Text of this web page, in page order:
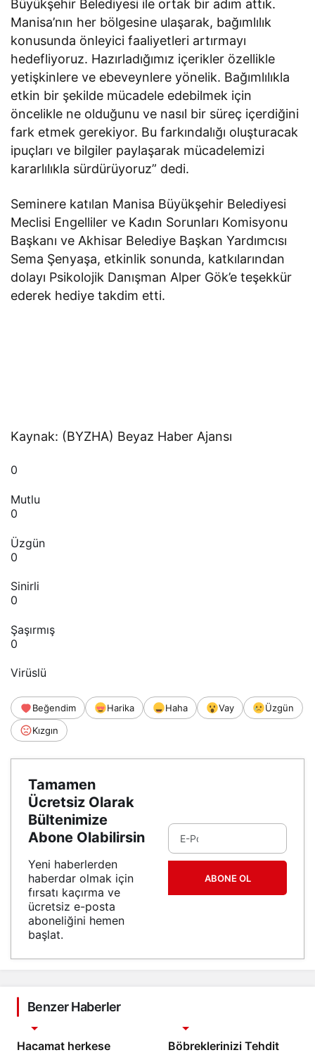
Büyükşehir Belediyesi ile ortak bir adım attık.
Manisa’nın her bölgesine ulaşarak, bağımlılık
konusunda önleyici faaliyetleri artırmayı
hedefliyoruz. Hazırladığımız içerikler özellikle
yetişkinlere ve ebeveynlere yönelik. Bağımlılıkla
etkin bir şekilde mücadele edebilmek için
öncelikle ne olduğunu ve nasıl bir süreç içerdiğini
fark etmek gerekiyor. Bu farkındalığı oluşturacak
ipuçları ve bilgiler paylaşarak mücadelemizi
kararlılıkla sürdürüyoruz” dedi.
Seminere katılan Manisa Büyükşehir Belediyesi
Meclisi Engelliler ve Kadın Sorunları Komisyonu
Başkanı ve Akhisar Belediye Başkan Yardımcısı
Sema Şenyaşa, etkinlik sonunda, katkılarından
dolayı Psikolojik Danışman Alper Gök’e teşekkür
ederek hediye takdim etti.
Kaynak: (BYZHA) Beyaz Haber Ajansı
0
Mutlu
0
Üzgün
0
Sinirli
0
Şaşırmış
0
Virüslü
Beğendim Harika Haha Vay
Üzgün
Kızgın
Tamamen
Ücretsiz Olarak
Bültenimize
Abone Olabilirsin
Yeni haberlerden
haberdar olmak için
fırsatı kaçırma ve
ücretsiz e-posta
aboneliğini hemen
başlat.
ABONE OL
Benzer Haberler
Hacamat herkese
Böbreklerinizi Tehdit